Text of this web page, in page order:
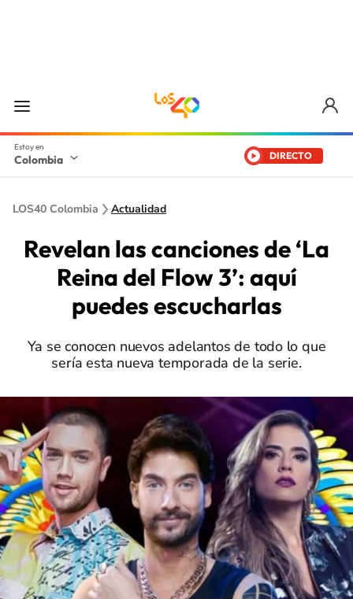
Colombia DIRECTO
LOS40 Colombia Actualidad
Revelan las canciones de ‘La
Reina del Flow 3’: aquí
puedes escucharlas
Ya se conocen nuevos adelantos de todo lo que
sería esta nueva temporada de la serie.